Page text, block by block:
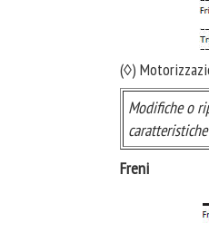
(◊)
Modifiche o
Freni